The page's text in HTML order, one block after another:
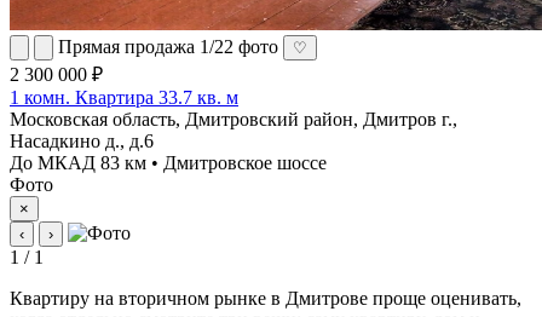
Прямая продажа 1/22 фото ♡
2 300 000 ₽
1 комн. Квартира 33.7 кв. м
Московская область, Дмитровский район, Дмитров г.,
Насадкино д., д.6
До МКАД 83 км • Дмитровское шоссе
Фото
×
‹
›
1 / 1
Квартиру на вторичном рынке в Дмитрове проще оценивать,